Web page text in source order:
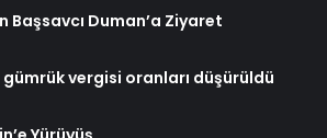
Başsavcı Duman’a Ziyaret
vergisi oranları düşürüldü